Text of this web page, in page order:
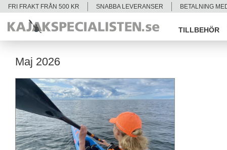
FRI FRAKT FRÅN 500 KR SNABBA LEVERANSER BETALNING
TILLBEHÖR
Maj 2026